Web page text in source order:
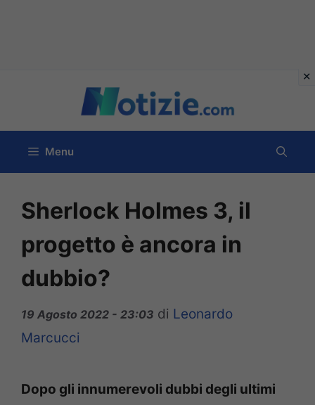
contenuto
Menu
Sherlock Holmes 3, il
progetto è ancora in
dubbio?
19 Agosto 2022 - 23:03 di Leonardo
Marcucci
Dopo gli innumerevoli dubbi degli ultimi